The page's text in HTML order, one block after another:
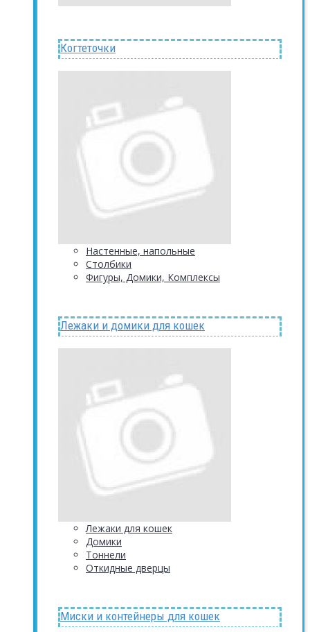
Когтеточки
Настенные, напольные
Столбики
Фигуры, Домики, Комплексы
Лежаки и домики для кошек
Лежаки для кошек
Домики
Тоннели
Откидные дверцы
Миски и контейнеры для кошек